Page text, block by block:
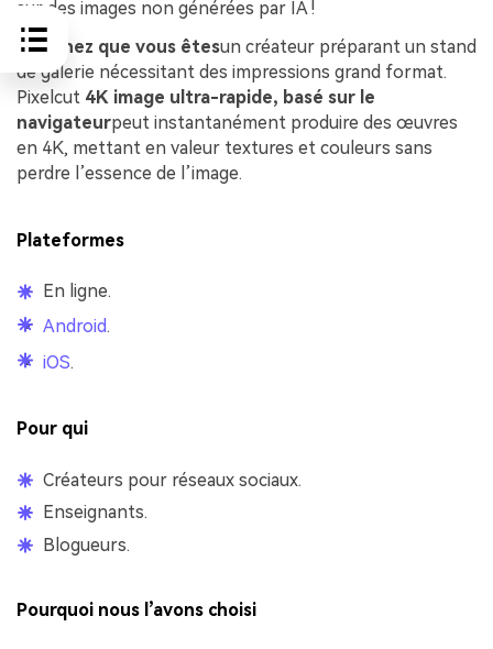
sur des images non générées par IA !
Imaginez que vous êtesun créateur préparant un stand
de galerie nécessitant des impressions grand format.
Pixelcut 4K image ultra-rapide, basé sur le
navigateurpeut instantanément produire des œuvres
en 4K, mettant en valeur textures et couleurs sans
perdre l’essence de l’image.
Plateformes
En ligne.
Android.
iOS.
Pour qui
Créateurs pour réseaux sociaux.
Enseignants.
Blogueurs.
Pourquoi nous l’avons choisi